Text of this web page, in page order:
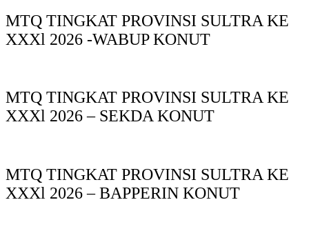
MTQ TINGKAT PROVINSI SULTRA KE
XXXl 2026 -WABUP KONUT
MTQ TINGKAT PROVINSI SULTRA KE
XXXl 2026 – SEKDA KONUT
MTQ TINGKAT PROVINSI SULTRA KE
XXXl 2026 – BAPPERIN KONUT